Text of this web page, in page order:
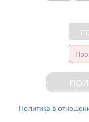
Политика в